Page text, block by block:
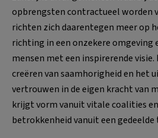
opbrengsten contractueel worden
richten zich daarentegen meer op
richting in een onzekere omgeving
mensen met een inspirerende
creëren van saamhorigheid en het
vertrouwen in de eigen kracht van
krijgt vorm vanuit vitale coalities
betrokkenheid vanuit een